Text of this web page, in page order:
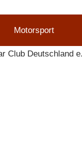
Motorsport